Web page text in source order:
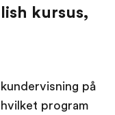
kursus,
på
program